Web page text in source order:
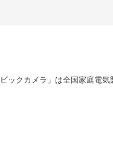
ビックカメラ」は全国家庭電